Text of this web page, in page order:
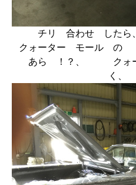
チリ 合わせ した
クォーター モール の
あら ！？、 クォ
く